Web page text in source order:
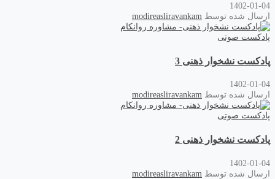
1402-01-04
ارسال شده توسط modireasliravankam
پادکست صوتی
پادکست نشخوار ذهنی 3
1402-01-04
ارسال شده توسط modireasliravankam
پادکست صوتی
پادکست نشخوار ذهنی 2
1402-01-04
ارسال شده توسط modireasliravankam